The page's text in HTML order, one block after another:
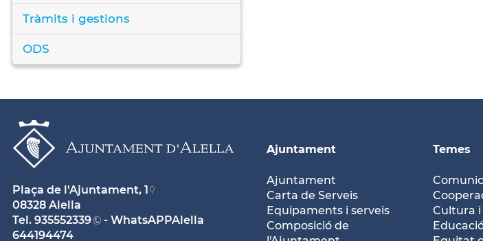
Tràmits i gestions
ODS
Ajuntament
Ajuntament
Carta de Serveis
Equipaments i serveis
Composició de
Temes
Cultura i
Plaça de l'Ajuntament, 1
08328 Alella
Tel. 935552339
- WhatsAPPAlella
644194474